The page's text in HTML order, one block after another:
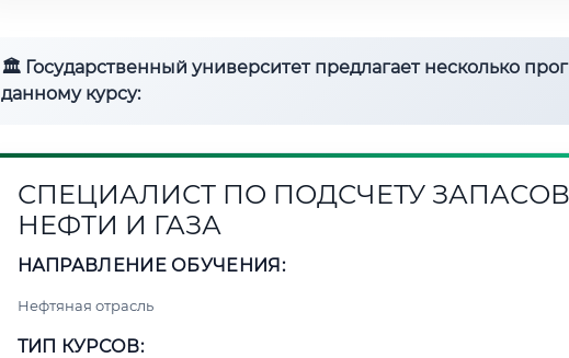
🏛 Государственный университет предлагает несколько
данному курсу:
СПЕЦИАЛИСТ ПО ПОДСЧЕТУ ЗАПАСОВ
НЕФТИ И ГАЗА
НАПРАВЛЕНИЕ ОБУЧЕНИЯ:
Нефтяная отрасль
ТИП КУРСОВ: